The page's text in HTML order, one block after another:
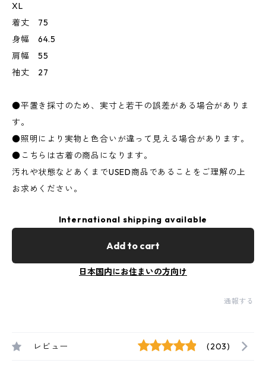
XL
着丈 75
身幅 64.5
肩幅 55
袖丈 27
●平置き採寸のため、実寸と若干の誤差がある場合がありま
す。
●照明により実物と色合いが違って見える場合があります。
●こちらは古着の商品になります。
汚れや状態などあくまでUSED商品であることをご理解の上
お求めください。
International shipping available
Add to cart
日本国内にお住まいの方向け
通報する
レビュー (203)